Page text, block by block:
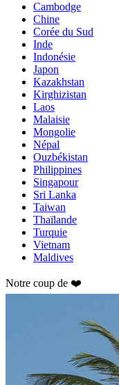
Cambodge
Chine
Corée du Sud
Inde
Indonésie
Japon
Kazakhstan
Kirghizistan
Laos
Malaisie
Mongolie
Népal
Ouzbékistan
Philippines
Singapour
Sri Lanka
Taiwan
Thaïlande
Turquie
Vietnam
Maldives
Notre coup de ❤️